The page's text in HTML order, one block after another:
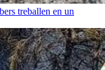
treballen en un